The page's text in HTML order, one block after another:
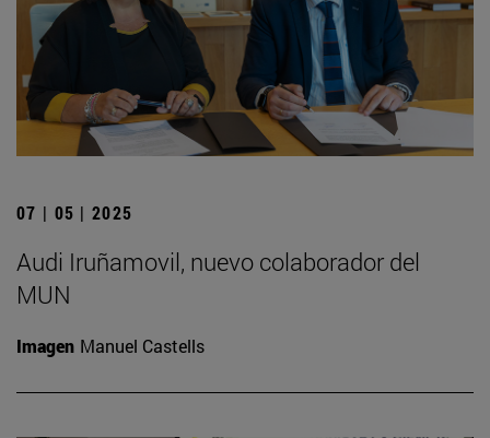
07 | 05 | 2025
Audi Iruñamovil, nuevo colaborador del
MUN
Imagen Manuel Castells